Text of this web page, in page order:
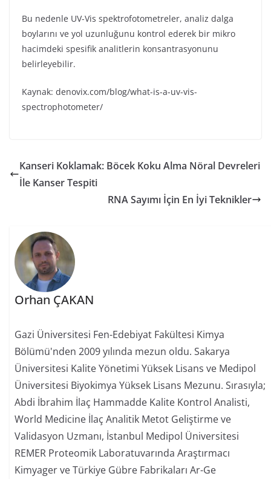
Bu nedenle UV-Vis spektrofotometreler, analiz dalga
boylarını ve yol uzunluğunu kontrol ederek bir mikro
hacimdeki spesifik analitlerin konsantrasyonunu
belirleyebilir.
Kaynak: denovix.com/blog/what-is-a-uv-vis-
spectrophotometer/
Kanseri Koklamak: Böcek Koku Alma Nöral Devreleri
İle Kanser Tespiti
RNA Sayımı İçin En İyi Teknikler
Orhan ÇAKAN
Gazi Üniversitesi Fen-Edebiyat Fakültesi Kimya
Bölümü'nden 2009 yılında mezun oldu. Sakarya
Üniversitesi Kalite Yönetimi Yüksek Lisans ve Medipol
Üniversitesi Biyokimya Yüksek Lisans Mezunu. Sırasıyla;
Abdi İbrahim İlaç Hammadde Kalite Kontrol Analisti,
World Medicine İlaç Analitik Metot Geliştirme ve
Validasyon Uzmanı, İstanbul Medipol Üniversitesi
REMER Proteomik Laboratuvarında Araştırmacı
Kimyager ve Türkiye Gübre Fabrikaları Ar-Ge